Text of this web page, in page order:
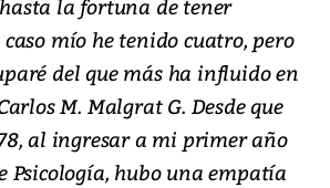
la fortuna de tener
caso mío he tenido cuatro, pero
del que más ha influido en
M. Malgrat G. Desde que
al ingresar a mi primer año
Psicología, hubo una empatía